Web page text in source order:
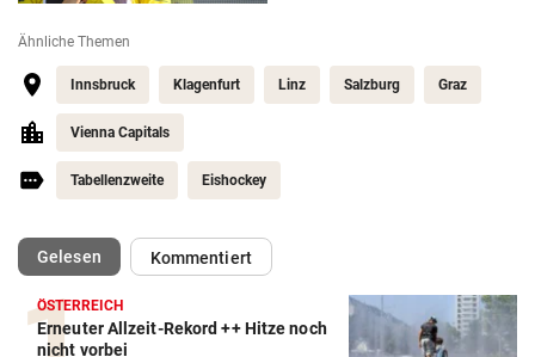
Ähnliche Themen
Innsbruck Klagenfurt Linz Salzburg Graz
Vienna Capitals
Tabellenzweite Eishockey
Gelesen(ausgewählt)Kommentiert
ÖSTERREICH
Erneuter Allzeit-Rekord ++ Hitze noch
nicht vorbei
Action-Cam Vergleich